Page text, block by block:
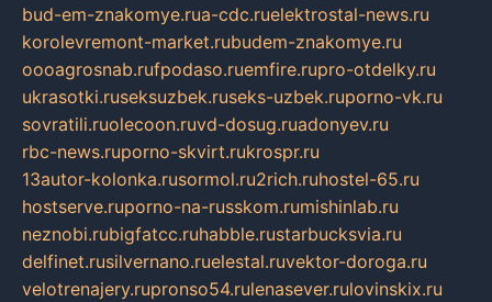
bud-em-znakomye.rua-cdc.ruelektrostal-news.ru
korolevremont-market.rubudem-znakomye.ru
oooagrosnab.rufpodaso.ruemfire.rupro-otdelky.ru
ukrasotki.ruseksuzbek.ruseks-uzbek.ruporno-vk.ru
sovratili.ruolecoon.ruvd-dosug.ruadonyev.ru
rbc-news.ruporno-skvirt.rukrospr.ru
13autor-kolonka.rusormol.ru2rich.ruhostel-65.ru
hostserve.ruporno-na-russkom.rumishinlab.ru
neznobi.rubigfatcc.ruhabble.rustarbucksvia.ru
delfinet.rusilvernano.ruelestal.ruvektor-doroga.ru
velotrenajery.rupronso54.rulenasever.rulovinskix.ru